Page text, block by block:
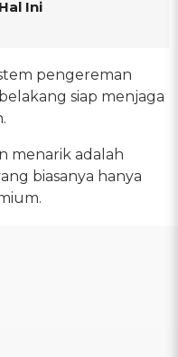
Ini
pengereman
siap menjaga
menarik adalah
biasanya hanya